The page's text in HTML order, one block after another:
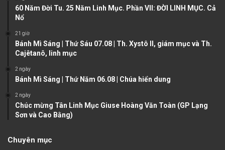
60 Năm Đời Tu. 25 Năm Linh Mục. Phần VII: ĐỜI LINH MỤC. Cả
Nổ
21 giờ
Bánh Mì Sáng | Thứ Sáu 07.08 | Th. Xystô II, giám mục và Th.
Cajêtanô, linh mục
2 ngày
Bánh Mì Sáng | Thứ Năm 06.08 | Chúa hiển dung
2 ngày
Chúc mừng Tân Linh Mục Giuse Hoàng Văn Toàn (GP Lạng
Sơn và Cao Bằng)
Chuyên mục